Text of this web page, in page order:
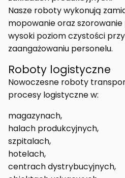
Nasze roboty wykonują
mopowanie oraz szorowanie
wysoki poziom czystości
zaangażowaniu personelu.
Roboty logistyczne
Nowoczesne roboty
procesy logistyczne w:
magazynach,
halach produkcyjnych,
szpitalach,
hotelach,
centrach dystrybucyjnych,